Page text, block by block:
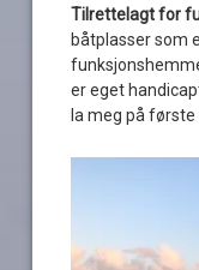
Tilrettelagt for
båtplasser som
er eget
la meg på første